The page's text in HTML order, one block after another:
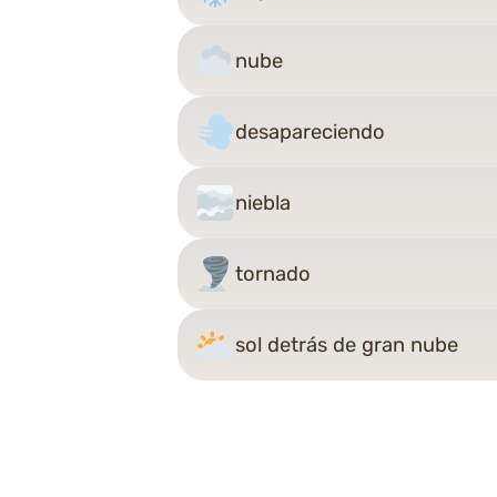
nube
desapareciendo
niebla
tornado
sol detrás de gran nube